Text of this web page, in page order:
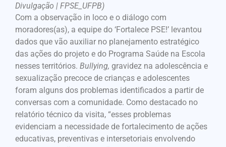
Divulgação | FPSE_UFPB)
Com a observação in loco e o diálogo com
moradores(as), a equipe do ‘Fortalece PSE!’ levantou
dados que vão auxiliar no planejamento estratégico
das ações do projeto e do Programa Saúde na Escola
nesses territórios. Bullying, gravidez na adolescência e
sexualização precoce de crianças e adolescentes
foram alguns dos problemas identificados a partir de
conversas com a comunidade. Como destacado no
relatório técnico da visita, “esses problemas
evidenciam a necessidade de fortalecimento de ações
educativas, preventivas e intersetoriais envolvendo